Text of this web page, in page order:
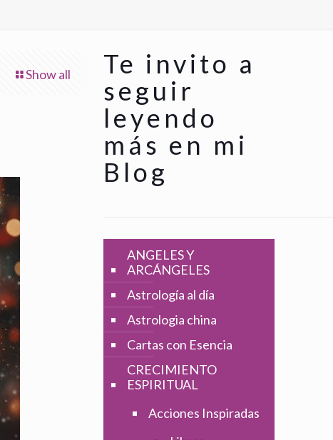
Show all
Te invito a
seguir
leyendo
más en mi
Blog
ANGELES Y
ARCÁNGELES
Astrología al día
Astrologia china
Cartas con Esencia
CRECIMIENTO
ESPIRITUAL
Acciones Inspiradas